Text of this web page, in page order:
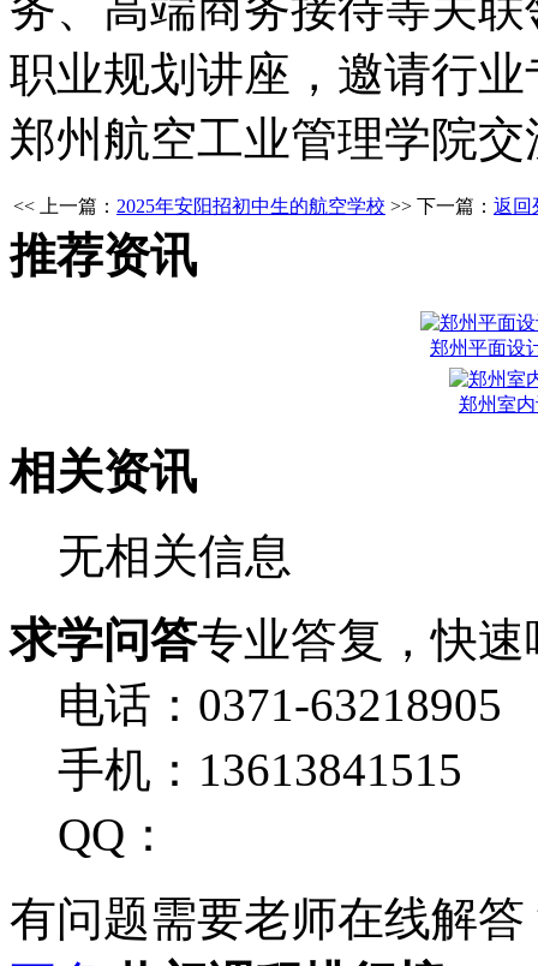
职业规划讲座，邀请行
郑州航空工业管理学院
<< 上一篇： 2025年安阳招初中生的航空学校 >> 下一篇： 返回
推荐资讯
郑州平面设
郑州室
相关资讯
无相关信息
求学问答专业答复，快速
电话：0371-63218905
手机：13613841515
QQ：
有问题需要老师在线解答